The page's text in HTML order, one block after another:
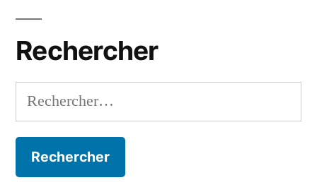
soi
Rechercher
Rechercher :